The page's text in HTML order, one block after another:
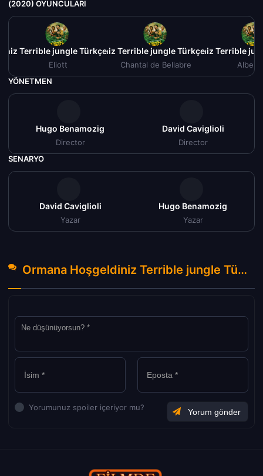
(2020) OYUNCULARI
Terrible jungle Türkçe Dublaj izle (2020)
Eliott
Ormana Hoşgeldiniz Terrible jungle Türkçe Dublaj izle
Chantal de Bellabre
Ormana Hoşgeldiniz Terrible
YÖNETMEN
Hugo Benamozig
Director
David Caviglioli
Director
SENARYO
David Caviglioli
Yazar
Hugo Benamozig
Yazar
Ormana Hoşgeldiniz Terrible jungle Türkçe Dublaj izle (2020) Hakkında Yorumlar
Yorumunuz spoiler içeriyor mu?